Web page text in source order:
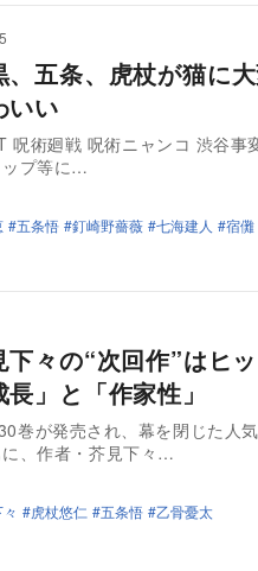
、五条、虎杖が猫に
いい
呪術廻戦 呪術ニャンコ 渋谷
ップ等に…
五条悟 釘崎野薔薇 七海建人 宿儺
下々の“次回作”は
」と「作家性」
巻が発売され、幕を閉じた人
、作者・芥見下々…
虎杖悠仁 五条悟 乙骨憂太